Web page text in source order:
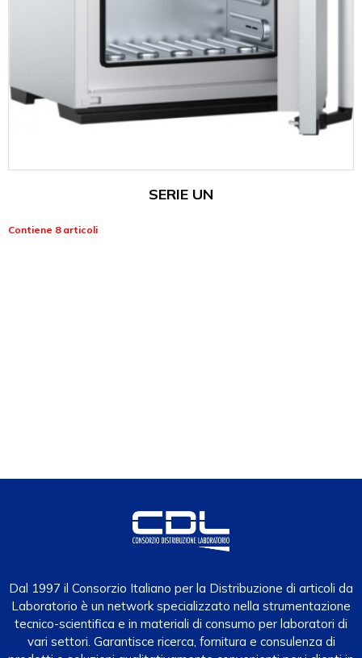
SERIE UN
Contiene 8 articoli
Dal 1997 il Consorzio Italiano per la Distribuzione di articoli da
Laboratorio è un network specializzato nella strumentazione
tecnico-scientifica e in materiali di consumo per laboratori di
vari settori. Garantisce ricerca, fornitura e consulenza di